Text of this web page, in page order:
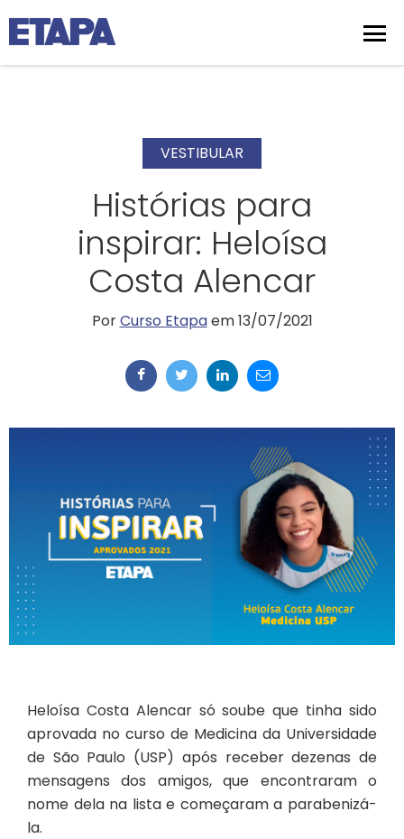
VESTIBULAR
Histórias para
inspirar: Heloísa
Costa Alencar
PorCurso Etapaem 13/07/2021
Heloísa Costa Alencar só soube que tinha sido
aprovada no curso de Medicina da Universidade
de São Paulo (USP) após receber dezenas de
mensagens dos amigos, que encontraram o
nome dela na lista e começaram a parabenizá-
la.